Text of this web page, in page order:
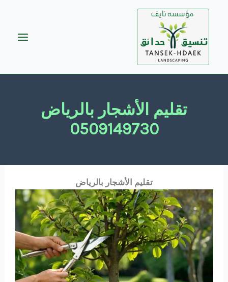
تخطي
تقليم الأشجار بالرياض
0509149730
تقليم الأشجار بالرياض